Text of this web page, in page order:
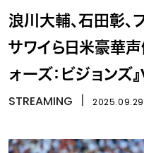
浪川大輔、石田彰、
サワイら日米豪華声
ォーズ：ビジョンズ
STREAMING 2025.09.29